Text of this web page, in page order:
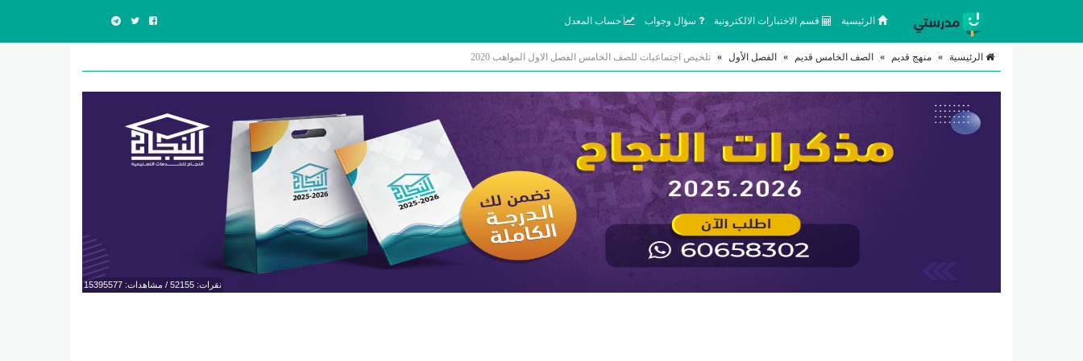
الرئيسية قسم الاختبارات الالكترونية سؤال وجواب حساب المعدل
الرئيسية » منهج قديم » الصف الخامس قديم » الفصل الأول » تلخيص اجتماعيات للصف الخامس الفصل الاول المواهب 2020
نقرات: 52155 / مشاهدات: 15395577